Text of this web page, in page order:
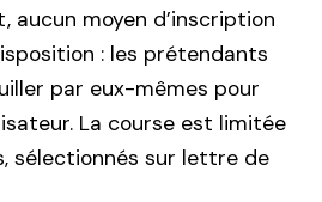
aucun moyen d’inscription
: les prétendants
par eux-mêmes pour
La course est limitée
sélectionnés sur lettre de